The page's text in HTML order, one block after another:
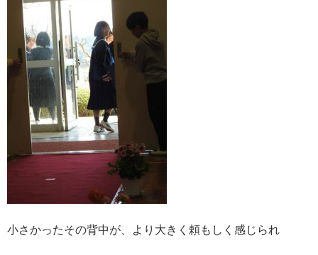
小さかったその背中が、より大きく頼もしく感じられ